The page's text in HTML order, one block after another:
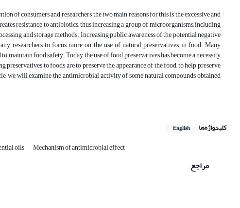
of consumers and researchers, the two main reasons for this is the excessive and
resistance to antibiotics, thus increasing a group of microorganisms, including
and storage methods. Increasing public awareness of the potential negative
researchers to focus more on the use of natural preservatives in food. Many
food safety. Today, the use of food preservatives has become a necessity
to foods are to preserve the appearance of the food, to help preserve
we will examine the antimicrobial activity of some natural compounds obtained
کلیدواژه‌ها English
oils Mechanism of antimicrobial effect
مراجع